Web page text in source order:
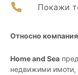
Покажи
Относно
Home and Sea
недвижими имоти,